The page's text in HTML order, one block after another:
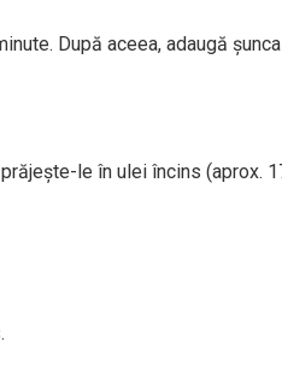
După aceea, adaugă
le în ulei încins (aprox.